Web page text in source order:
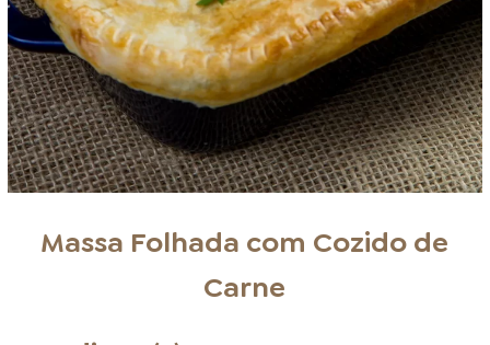
Massa Folhada com Cozido de
Carne